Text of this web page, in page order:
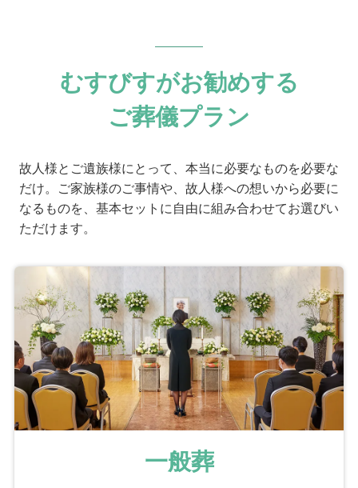
むすびすがお勧めする
ご葬儀プラン
故人様とご遺族様にとって、本当に必要なものを必要な
だけ。ご家族様のご事情や、故人様への想いから必要に
なるものを、基本セットに自由に組み合わせてお選びい
ただけます。
一般葬